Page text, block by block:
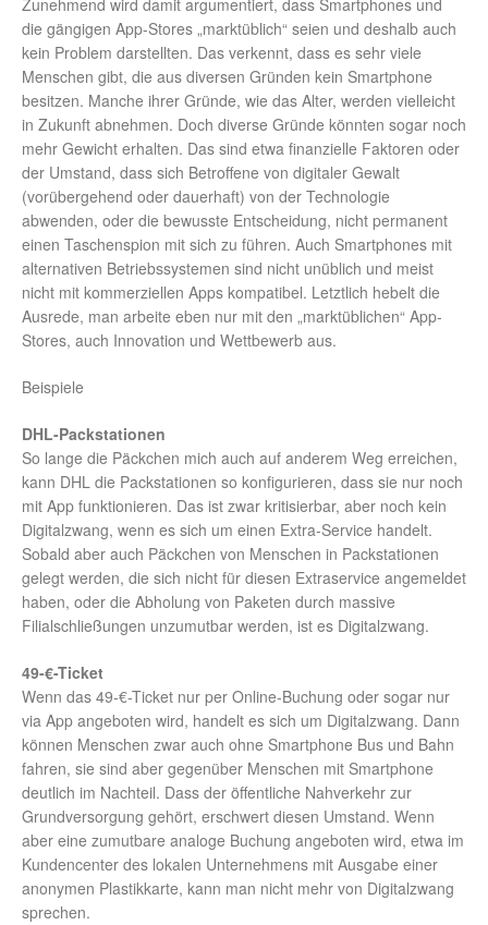
Zunehmend wird damit argumentiert, dass Smartphones und
die gängigen App-Stores „marktüblich“ seien und deshalb auch
kein Problem darstellten. Das verkennt, dass es sehr viele
Menschen gibt, die aus diversen Gründen kein Smartphone
besitzen. Manche ihrer Gründe, wie das Alter, werden vielleicht
in Zukunft abnehmen. Doch diverse Gründe könnten sogar noch
mehr Gewicht erhalten. Das sind etwa finanzielle Faktoren oder
der Umstand, dass sich Betroffene von digitaler Gewalt
(vorübergehend oder dauerhaft) von der Technologie
abwenden, oder die bewusste Entscheidung, nicht permanent
einen Taschenspion mit sich zu führen. Auch Smartphones mit
alternativen Betriebssystemen sind nicht unüblich und meist
nicht mit kommerziellen Apps kompatibel. Letztlich hebelt die
Ausrede, man arbeite eben nur mit den „marktüblichen“ App-
Stores, auch Innovation und Wettbewerb aus.
Beispiele
DHL-Packstationen
So lange die Päckchen mich auch auf anderem Weg erreichen,
kann DHL die Packstationen so konfigurieren, dass sie nur noch
mit App funktionieren. Das ist zwar kritisierbar, aber noch kein
Digitalzwang, wenn es sich um einen Extra-Service handelt.
Sobald aber auch Päckchen von Menschen in Packstationen
gelegt werden, die sich nicht für diesen Extraservice angemeldet
haben, oder die Abholung von Paketen durch massive
Filialschließungen unzumutbar werden, ist es Digitalzwang.
49-€-Ticket
Wenn das 49-€-Ticket nur per Online-Buchung oder sogar nur
via App angeboten wird, handelt es sich um Digitalzwang. Dann
können Menschen zwar auch ohne Smartphone Bus und Bahn
fahren, sie sind aber gegenüber Menschen mit Smartphone
deutlich im Nachteil. Dass der öffentliche Nahverkehr zur
Grundversorgung gehört, erschwert diesen Umstand. Wenn
aber eine zumutbare analoge Buchung angeboten wird, etwa im
Kundencenter des lokalen Unternehmens mit Ausgabe einer
anonymen Plastikkarte, kann man nicht mehr von Digitalzwang
sprechen.